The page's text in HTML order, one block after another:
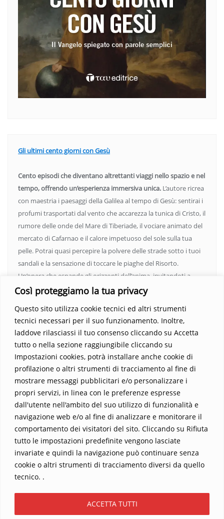
Così proteggiamo la tua privacy
Questo sito utilizza cookie tecnici ed altri strumenti
tecnici necessari per il suo funzionamento. Inoltre,
laddove rilasciassi il tuo consenso cliccando su Accetta
tutto o nella sezione raggiungibile cliccando su
Impostazioni cookies, potrà installare anche cookie di
profilazione o altri strumenti di tracciamento al fine di
mostrare messaggi pubblicitari e/o personalizzare i
propri servizi, in linea con le preferenze espresse
dall'utente nell'ambito del suo utilizzo di funzionalità e
navigazione web e/o al fine di analizzare e monitorare il
comportamento dei visitatori del sito. Cliccando su Rifiuta
tutto le impostazioni predefinite vengono lasciate
invariate e quindi la navigazione può continuare senza
cookie o altri strumenti di tracciamento diversi da quello
tecnico. .
ACCETTA TUTTI
Gli ultimi cento giorni con Gesù
Cento episodi che diventano altrettanti viaggi nello spazio e nel
tempo, offrendo un’esperienza immersiva unica. L’autore ricrea
con maestria i paesaggi della Galilea al tempo di Gesù: sentirai i
profumi trasportati dal vento che accarezza la tunica di Cristo, il
rumore delle onde del Mare di Tiberiade, il vociare animato del
mercato di Cafarnao e il calore impetuoso del sole sulla tua
pelle. Potrai quasi percepire la polvere delle strade sotto i tuoi
sandali e la sensazione di toccare le piaghe del Risorto.
Un’opera che espande gli orizzonti dell’anima, invitandoti a
vedere oltre i confini del conosciuto. Scopri un mondo in cui
indimenticabile.Non perdere l’occasione di immergerti in
questo viaggio straordinario. Acquista il libro e lascia che la
Parola trasformi la tua vita
Home Contatti
Sostieni La Buona Parola – dona 5 €, 10 €, 25 €… il tuo contributo
I viaggi dell’anima
Catechesi
Informativa Privacy